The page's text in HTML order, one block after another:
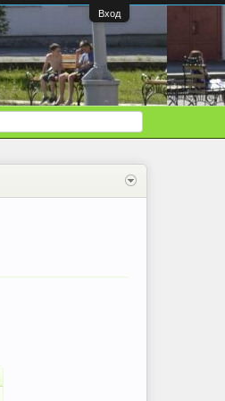
Вход